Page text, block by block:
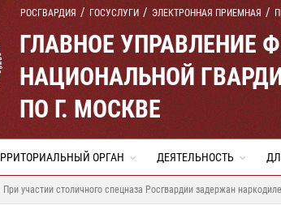
РОСГВАРДИЯ ГОСУСЛУГИ ЭЛЕКТРОННАЯ ПРИЕМНАЯ
ГЛАВНОЕ УПРАВЛЕНИЕ
НАЦИОНАЛЬНОЙ
ПО Г. МОСКВЕ
ОРГАН ДЕЯТЕЛЬНОСТЬ
При участии столичного спецназа Росгвардии задержан